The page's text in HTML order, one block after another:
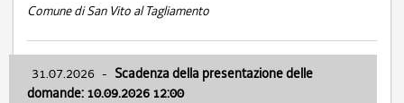
Comune di San Vito al Tagliamento
31.07.2026 - Scadenza della presentazione delle
domande: 10.09.2026 12:00